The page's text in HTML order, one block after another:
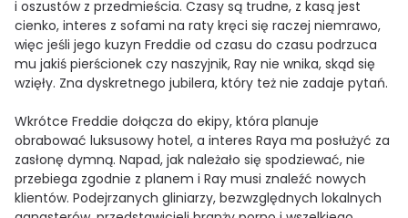
i oszustów z przedmieścia. Czasy są trudne, z kasą jest
cienko, interes z sofami na raty kręci się raczej niemrawo,
więc jeśli jego kuzyn Freddie od czasu do czasu podrzuca
mu jakiś pierścionek czy naszyjnik, Ray nie wnika, skąd się
wzięły. Zna dyskretnego jubilera, który też nie zadaje pytań.
Wkrótce Freddie dołącza do ekipy, która planuje
obrabować luksusowy hotel, a interes Raya ma posłużyć za
zasłonę dymną. Napad, jak należało się spodziewać, nie
przebiega zgodnie z planem i Ray musi znaleźć nowych
klientów. Podejrzanych gliniarzy, bezwzględnych lokalnych